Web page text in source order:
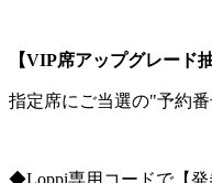
【VIP席アップグレード
指定席にご当選の"予約
◆Loppi専用コードで【発